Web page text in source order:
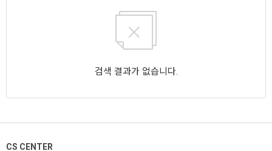
검색 결과가 없습니다.
CS CENTER